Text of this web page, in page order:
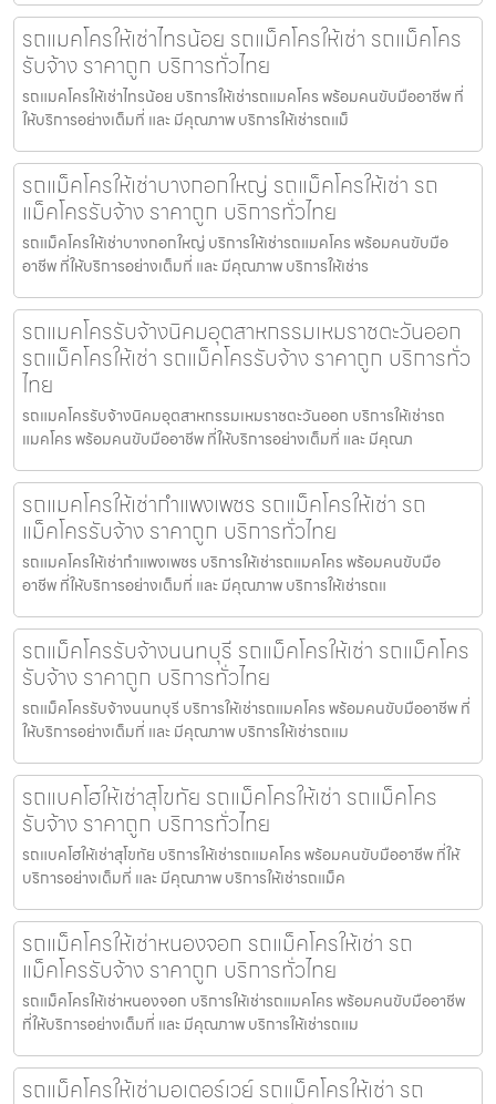
รถแมคโครให้เช่าไทรน้อย รถแม็คโครให้เช่า รถแม็คโคร
รับจ้าง ราคาถูก บริการทั่วไทย
รถแมคโครให้เช่าไทรน้อย บริการให้เช่ารถแมคโคร พร้อมคนขับมืออาชีพ ที่
ให้บริการอย่างเต็มที่ และ มีคุณภาพ บริการให้เช่ารถแม็
รถแม็คโครให้เช่าบางกอกใหญ่ รถแม็คโครให้เช่า รถ
แม็คโครรับจ้าง ราคาถูก บริการทั่วไทย
รถแม็คโครให้เช่าบางกอกใหญ่ บริการให้เช่ารถแมคโคร พร้อมคนขับมือ
อาชีพ ที่ให้บริการอย่างเต็มที่ และ มีคุณภาพ บริการให้เช่าร
รถแมคโครรับจ้างนิคมอุตสาหกรรมเหมราชตะวันออก
รถแม็คโครให้เช่า รถแม็คโครรับจ้าง ราคาถูก บริการทั่ว
ไทย
รถแมคโครรับจ้างนิคมอุตสาหกรรมเหมราชตะวันออก บริการให้เช่ารถ
แมคโคร พร้อมคนขับมืออาชีพ ที่ให้บริการอย่างเต็มที่ และ มีคุณภ
รถแมคโครให้เช่ากำแพงเพชร รถแม็คโครให้เช่า รถ
แม็คโครรับจ้าง ราคาถูก บริการทั่วไทย
รถแมคโครให้เช่ากำแพงเพชร บริการให้เช่ารถแมคโคร พร้อมคนขับมือ
อาชีพ ที่ให้บริการอย่างเต็มที่ และ มีคุณภาพ บริการให้เช่ารถแ
รถแม็คโครรับจ้างนนทบุรี รถแม็คโครให้เช่า รถแม็คโคร
รับจ้าง ราคาถูก บริการทั่วไทย
รถแม็คโครรับจ้างนนทบุรี บริการให้เช่ารถแมคโคร พร้อมคนขับมืออาชีพ ที่
ให้บริการอย่างเต็มที่ และ มีคุณภาพ บริการให้เช่ารถแม
รถแบคโฮให้เช่าสุโขทัย รถแม็คโครให้เช่า รถแม็คโคร
รับจ้าง ราคาถูก บริการทั่วไทย
รถแบคโฮให้เช่าสุโขทัย บริการให้เช่ารถแมคโคร พร้อมคนขับมืออาชีพ ที่ให้
บริการอย่างเต็มที่ และ มีคุณภาพ บริการให้เช่ารถแม็ค
รถแม็คโครให้เช่าหนองจอก รถแม็คโครให้เช่า รถ
แม็คโครรับจ้าง ราคาถูก บริการทั่วไทย
รถแม็คโครให้เช่าหนองจอก บริการให้เช่ารถแมคโคร พร้อมคนขับมืออาชีพ
ที่ให้บริการอย่างเต็มที่ และ มีคุณภาพ บริการให้เช่ารถแม
รถแม็คโครให้เช่ามอเตอร์เวย์ รถแม็คโครให้เช่า รถ